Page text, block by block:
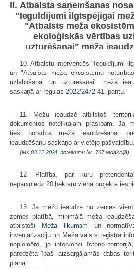
II. Atbalsta saņemšanas
"Ieguldījumi ilgtspējīgai
"Atbalsts meža
ekoloģiskās vērtības
uzturēšanai" meža
10. Atbalstu intervencēs "Ieguldījumi
un "Atbalsts meža ekosistēmu
uzlabošanai un uzturēšanai" meža
saskaņā ar regulas 2022/2472 41. pantu.
11. Mežu ieaudzē atbilstoši
dokumentos noteiktajām prasībām. Ja
tieši norādīta meža ieaudzēšana,
ieaudzēšanu saskaņo ar vietējo pašvaldību.
(MK03.12.2024. noteikumu Nr. 767 redakcijā)
12. Platība, par kuru
nepārsniedz 20 hektāru vienā projekta
13. Ja mežu ieaudzē no zemes
zemes platībā, minimālā meža
atbilstoši
Meža likumam un
inventarizāciju un Meža valsts reģistra
nepiemēro, ja intervenci īsteno
paredzēta īpaši aizsargājamās dabas
plānā.